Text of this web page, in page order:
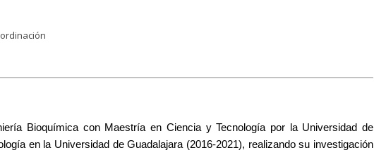
Bioquímica con Maestría en Ciencia y Tecnología por la Universidad de
en la Universidad de Guadalajara (2016-2021), realizando su investigación